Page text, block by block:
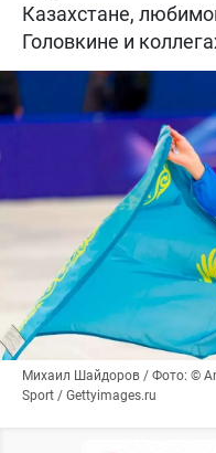
Казахстане,
Головкине и
Михаил Шайдоров / Фото: ©
Sport / Gettyimages.ru